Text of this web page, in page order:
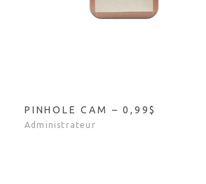
PINHOLE CAM – 0,99$
Administrateur